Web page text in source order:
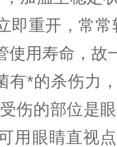
即重开，常
使用寿命，故
*的杀伤力
伤的部位是
用眼睛直视